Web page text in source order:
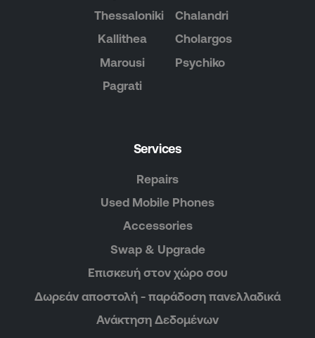
Thessaloniki
Kallithea
Marousi
Pagrati
Chalandri
Cholargos
Psychiko
Services
Repairs
Used Mobile Phones
Accessories
Swap & Upgrade
Επισκευή στον χώρο σου
Δωρεάν αποστολή - παράδοση πανελλαδικά
Ανάκτηση Δεδομένων